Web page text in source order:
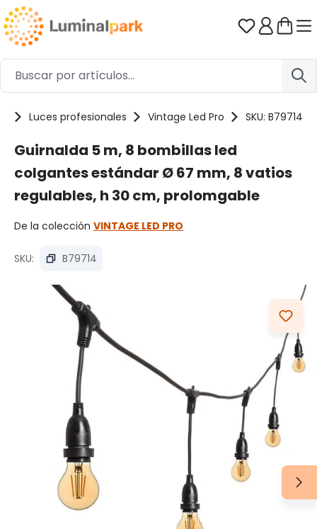
Saltar al contenido principal Tienes 0
Luces profesionales Vintage Led Pro SKU: B79714
Guirnalda 5 m, 8 bombillas led
colgantes estándar Ø 67 mm, 8 vatios
regulables, h 30 cm, prolomgable
De la colección VINTAGE LED PRO
SKU: B79714
Omitir galería de imágenes